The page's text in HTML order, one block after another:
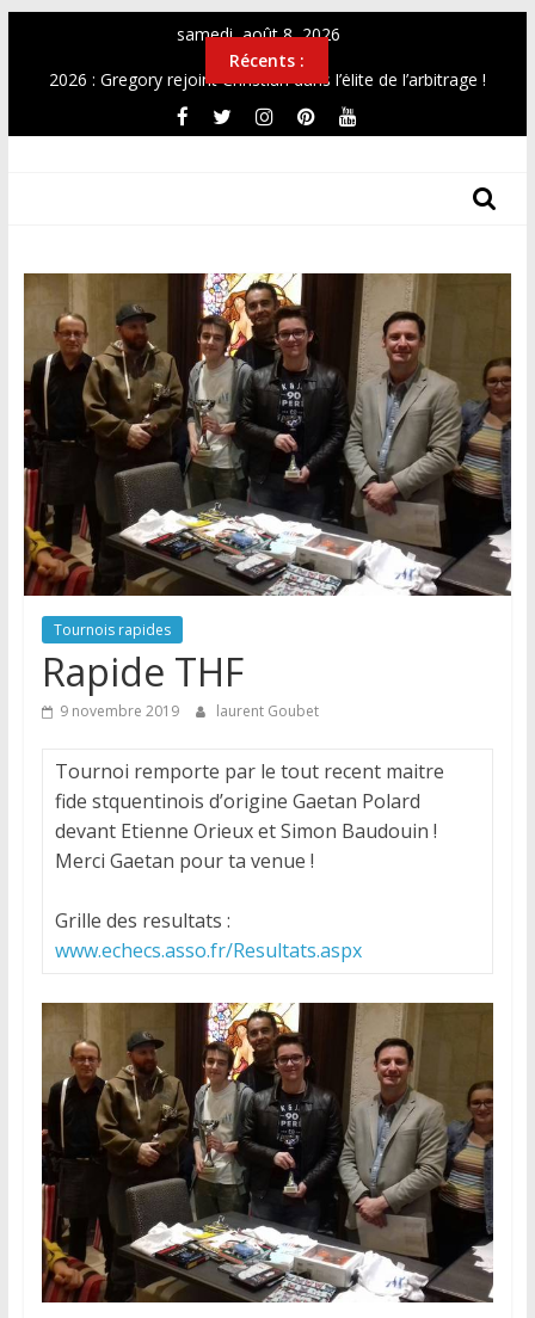
contenu
samedi, août 8, 2026
Récents :
2026 : Gregory rejoint Christian dans l’élite de l’arbitrage !
Top12 féminin Mai 2026
Des
Hauts-
De-
France
Tournois rapides
Rapide THF
9 novembre 2019 laurent Goubet
Tournoi remporte par le tout recent maitre
fide stquentinois d’origine Gaetan Polard
devant Etienne Orieux et Simon Baudouin !
Merci Gaetan pour ta venue !
Grille des resultats :
www.echecs.asso.fr/Resultats.aspx